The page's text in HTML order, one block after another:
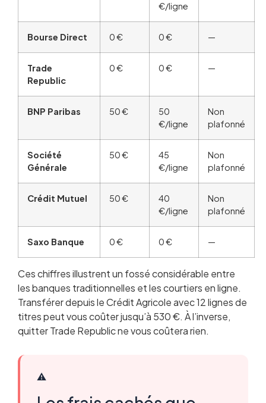
€/ligne
Bourse Direct 0 € 0 € —
Trade
Republic
0 € 0 € —
BNP Paribas 50 €
50
€/ligne
Non
plafonné
Société
Générale
50 €
45
€/ligne
Non
plafonné
Crédit Mutuel 50 €
40
€/ligne
Non
plafonné
Saxo Banque 0 € 0 € —
Ces chiffres illustrent un fossé considérable entre
les banques traditionnelles et les courtiers en ligne.
Transférer depuis le Crédit Agricole avec 12 lignes de
titres peut vous coûter jusqu’à 530 €. À l’inverse,
quitter Trade Republic ne vous coûtera rien.
⚠️